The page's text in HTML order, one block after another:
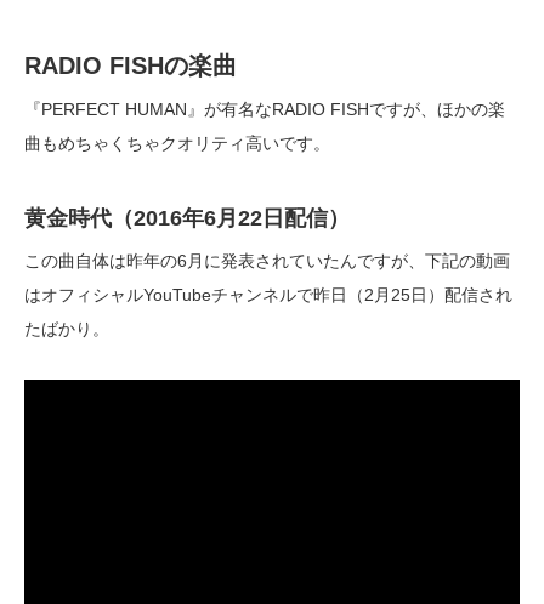
RADIO FISHの楽曲
『PERFECT HUMAN』が有名なRADIO FISHですが、ほかの楽
曲もめちゃくちゃクオリティ高いです。
黄金時代（2016年6月22日配信）
この曲自体は昨年の6月に発表されていたんですが、下記の動画
はオフィシャルYouTubeチャンネルで昨日（2月25日）配信され
たばかり。